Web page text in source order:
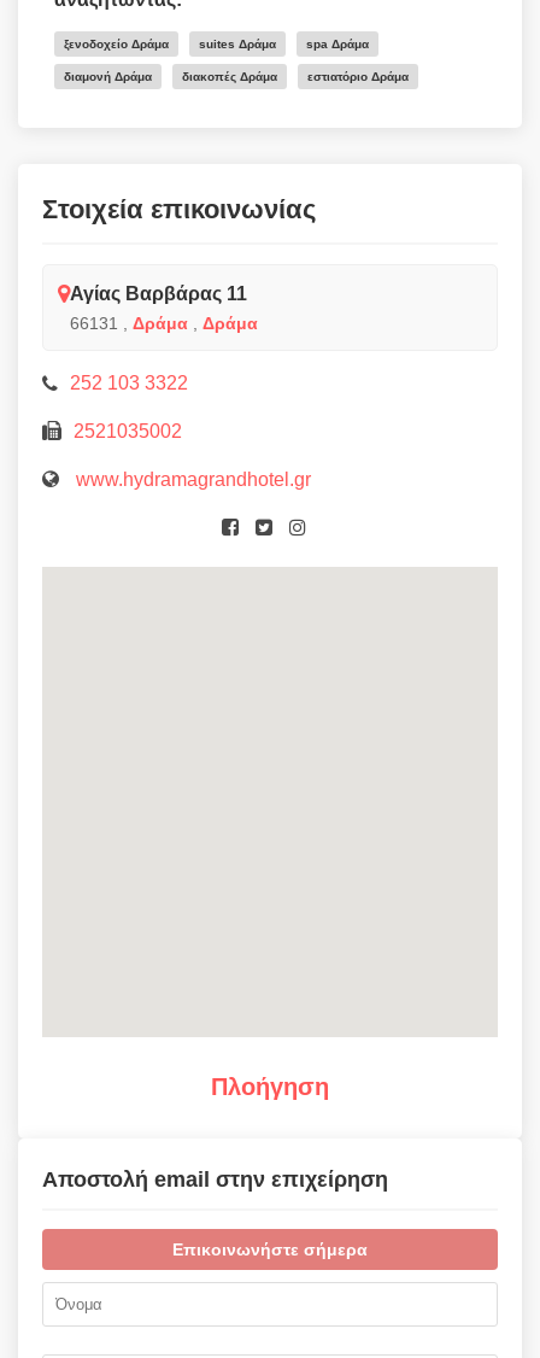
ξενοδοχείο Δράμα suites Δράμα spa Δράμα
διαμονή Δράμα διακοπές Δράμα εστιατόριο Δράμα
Στοιχεία επικοινωνίας
Αγίας Βαρβάρας 11
66131 Δράμα Δράμα
252 103 3322
2521035002
www.hydramagrandhotel.gr
Πλοήγηση
Αποστολή email στην επιχείρηση
Επικοινωνήστε σήμερα